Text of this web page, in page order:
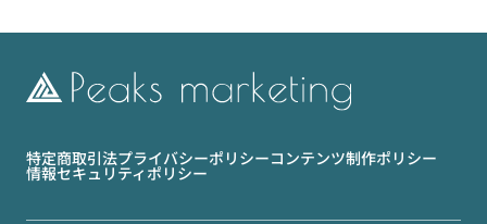
特定商取引法プライバシーポリシーコンテンツ制作ポリシー
情報セキュリティポリシー